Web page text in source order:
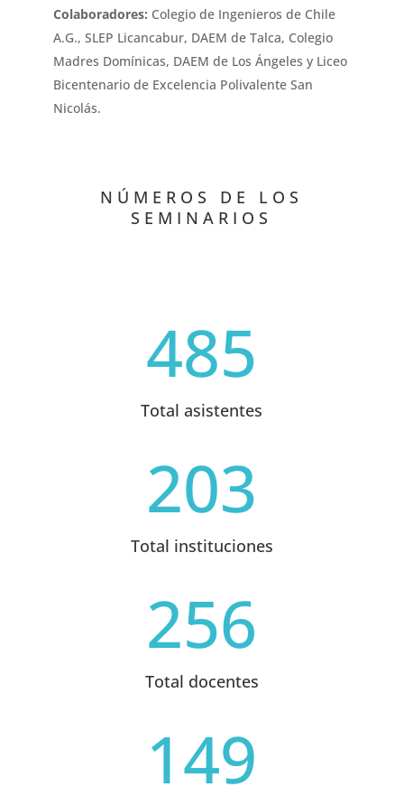
Colaboradores: Colegio de Ingenieros de Chile
A.G., SLEP Licancabur, DAEM de Talca, Colegio
Madres Domínicas, DAEM de Los Ángeles y Liceo
Bicentenario de Excelencia Polivalente San
Nicolás.
NÚMEROS DE LOS
SEMINARIOS
485
Total asistentes
203
Total instituciones
256
Total docentes
149